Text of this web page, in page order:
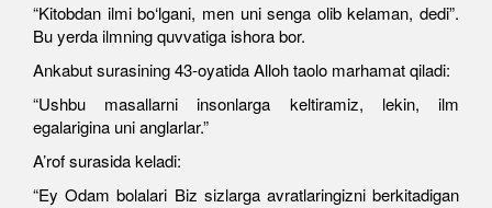
“Kitobdan ilmi bo‘lgani, men uni senga olib kelaman, dedi”.
Bu yerda ilmning quvvatiga ishora bor.
Ankabut surasining 43-oyatida Alloh taolo marhamat qiladi:
“Ushbu masallarni insonlarga keltiramiz, lekin, ilm
egalarigina uni anglarlar.”
A’rof surasida keladi:
“Ey Odam bolalari Biz sizlarga avratlaringizni berkitadigan